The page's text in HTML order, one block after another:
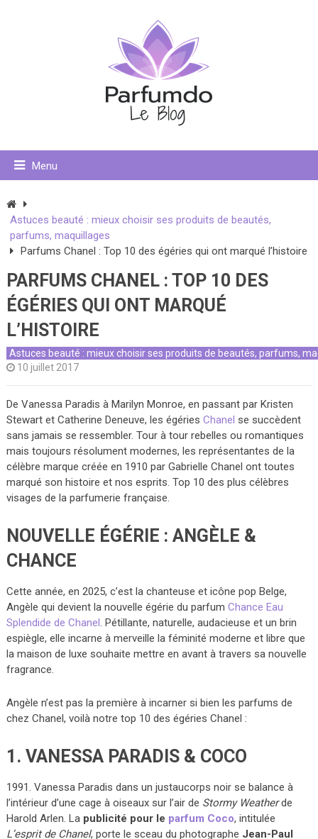
Menu
Astuces beauté : mieux choisir ses produits de beautés,
parfums, maquillages
Parfums Chanel : Top 10 des égéries qui ont marqué l’histoire
PARFUMS CHANEL : TOP 10 DES
ÉGÉRIES QUI ONT MARQUÉ
L’HISTOIRE
Astuces beauté : mieux choisir ses produits de beautés, parfums,
10 juillet 2017
De Vanessa Paradis à Marilyn Monroe, en passant par Kristen
Stewart et Catherine Deneuve, les égéries Chanel se succèdent
sans jamais se ressembler. Tour à tour rebelles ou romantiques
mais toujours résolument modernes, les représentantes de la
célèbre marque créée en 1910 par Gabrielle Chanel ont toutes
marqué son histoire et nos esprits. Top 10 des plus célèbres
visages de la parfumerie française.
NOUVELLE ÉGÉRIE : ANGÈLE &
CHANCE
Cette année, en 2025, c’est la chanteuse et icône pop Belge,
Angèle qui devient la nouvelle égérie du parfum Chance Eau
Splendide de Chanel. Pétillante, naturelle, audacieuse et un brin
espiègle, elle incarne à merveille la féminité moderne et libre que
la maison de luxe souhaite mettre en avant à travers sa nouvelle
fragrance.
Angèle n’est pas la première à incarner si bien les parfums de
chez Chanel, voilà notre top 10 des égéries Chanel :
1. VANESSA PARADIS & COCO
1991. Vanessa Paradis dans un justaucorps noir se balance à
l’intérieur d’une cage à oiseaux sur l’air de Stormy Weatherde
Harold Arlen. La publicité pour le parfum Coco, intitulée
L’esprit de Chanel, porte le sceau du photographe Jean-Paul